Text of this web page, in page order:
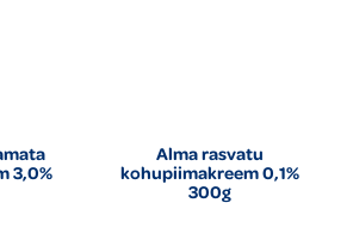
3,0%
Alma rasvatu
kohupiimakreem 0,1%
300g